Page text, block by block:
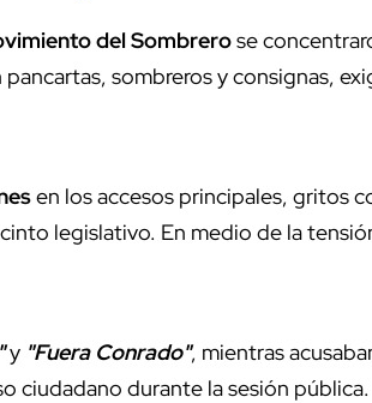
del Sombrerose
pancartas, sombreros y consignas,
en los accesos principales, gritos
legislativo. En medio de la
y "Fuera Conrado", mientras
ciudadano durante la sesión pública.